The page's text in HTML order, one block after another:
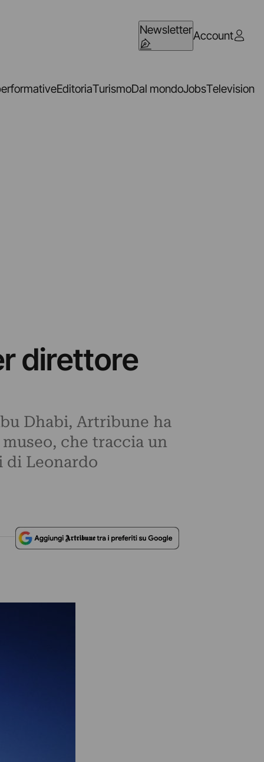
NewsletterAccount
EditoriaTurismoDal mondoJobsTelevision
direttore
Dhabi, Artribune ha
che traccia un
di Leonardo